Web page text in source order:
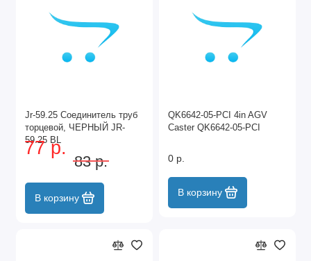
Jr-59.25 Соединитель труб
торцевой, ЧЕРНЫЙ JR-
59.25 BL
77 р.
83 р.
В корзину
QK6642-05-PCI 4in AGV
Caster QK6642-05-PCI
0 р.
В корзину